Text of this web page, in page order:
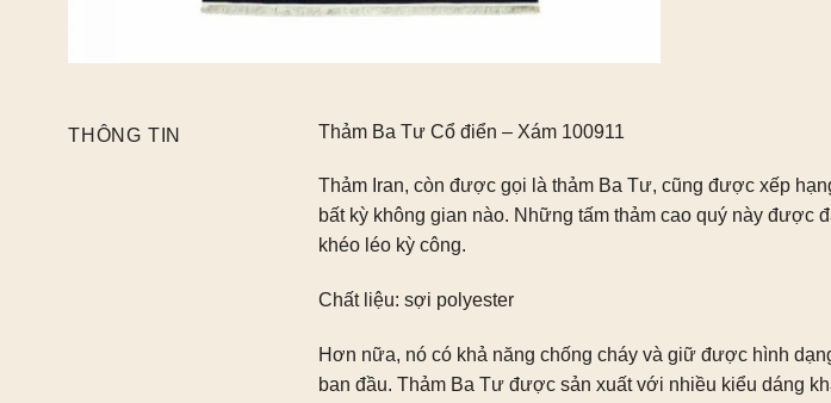
THÔNG TIN Thảm Ba Tư Cổ điển – Xám 100911
Thảm Iran, còn được gọi là thảm Ba Tư, cũng được xếp
bất kỳ không gian nào. Những tấm thảm cao quý này được
khéo léo kỳ công.
Chất liệu: sợi polyester
Hơn nữa, nó có khả năng chống cháy và giữ được hình
ban đầu. Thảm Ba Tư được sản xuất với nhiều kiểu dáng